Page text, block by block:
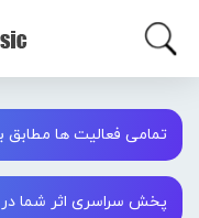
تمامی فعالیت ها مطابق
پخش سراسری اثر شما در